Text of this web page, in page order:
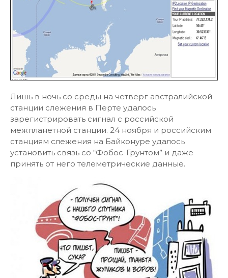
Лишь в ночь со среды на четверг австралийской
станции слежения в Перте удалось
зарегистрировать сигнал с российской
межпланетной станции. 24 ноября и российским
станциям слежения на Байконуре удалось
установить связь со “Фобос-Грунтом” и даже
принять от него телеметрические данные.